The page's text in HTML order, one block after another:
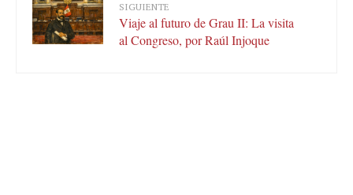
SIGUIENTE
Viaje al futuro de Grau II: La visita
al Congreso, por Raúl Injoque